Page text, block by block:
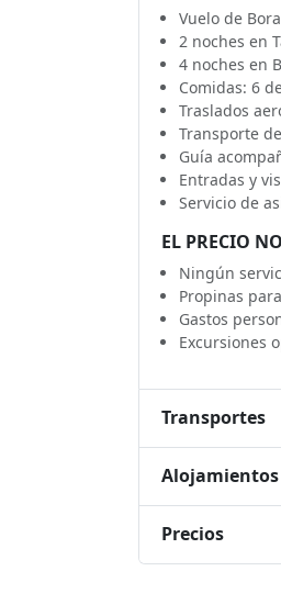
Vuelo de
2 noches en
4 noches en
Comidas: 6
Traslados
Transporte
Guía
Entradas y
Servicio de
EL PRECIO
Ningún
Propinas
Gastos
Excursiones
Transportes
Alojamientos
Precios